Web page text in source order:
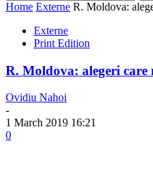
Home Externe R. Moldova:
Externe
Print Edition
R. Moldova: alegeri care
Ovidiu Nahoi
-
1 March 2019 16:21
0